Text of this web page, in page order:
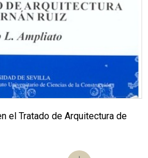
el Tratado de Arquitectura de